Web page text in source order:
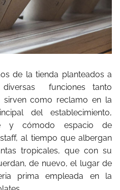
de la tienda planteados a
funciones tanto
sirven como reclamo en la
del establecimiento,
y cómodo espacio de
al tiempo que albergan
tropicales, que con su
de nuevo, el lugar de
prima empleada en la